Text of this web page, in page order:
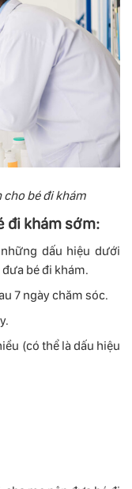
cho bé đi khám
đi khám sớm:
dấu hiệu dưới
bé đi khám.
7 ngày chăm sóc.
(có thể là dấu hiệu